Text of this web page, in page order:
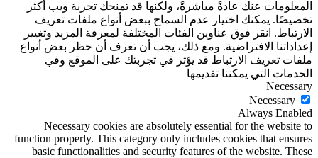
المعلومات عنك عادةً مباشرةً، ولكنها قد تمنحك تجربة ويب أكثر
تخصيصًا. يمكنك اختيار عدم السماح ببعض أنواع ملفات تعريف
الارتباط. انقر فوق عناوين الفئات المختلفة لمعرفة المزيد وتغيير
إعداداتنا الافتراضية. ومع ذلك، يجب أن تعرف أن حظر بعض أنواع
ملفات تعريف الارتباط قد يؤثر في تجربتك على الموقع وفي
الخدمات التي يمكننا تقديمها
Necessary
Necessary
Always Enabled
Necessary cookies are absolutely essential for the website to
function properly. This category only includes cookies that ensures
basic functionalities and security features of the website. These